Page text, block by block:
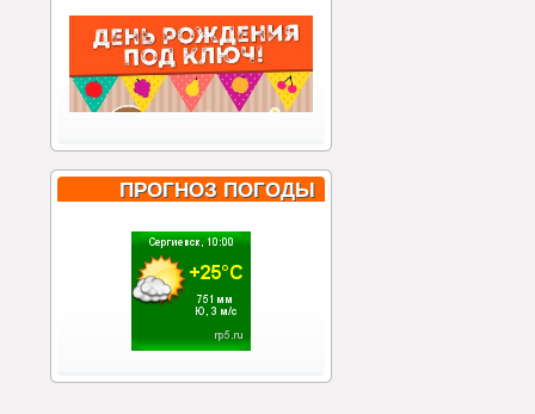
ПРОГНОЗ ПОГОДЫ